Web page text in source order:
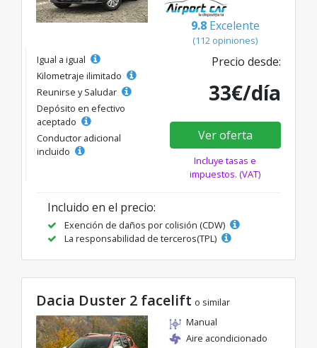
9.8 Excelente
(112 opiniones)
Igual a igual
Kilometraje ilimitado
Reunirse y Saludar
Depósito en efectivo
aceptado
Conductor adicional
incluido
Precio desde:
33€/día
Ver oferta
Incluye tasas e
impuestos. (VAT)
Incluido en el precio:
Exención de daños por colisión (CDW)
La responsabilidad de terceros(TPL)
Dacia Duster 2 facelift o similar
Manual
Aire acondicionado